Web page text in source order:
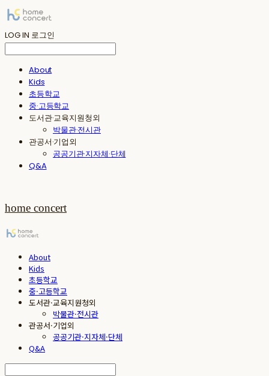
LOG IN 로그인
About
Kids
초등학교
중·고등학교
도서관·교육지원청외
박물관·전시관
관공서·기업외
공공기관·지자체·단체
Q&A
home concert
About
Kids
초등학교
중·고등학교
도서관·교육지원청외
박물관·전시관
관공서·기업외
공공기관·지자체·단체
Q&A